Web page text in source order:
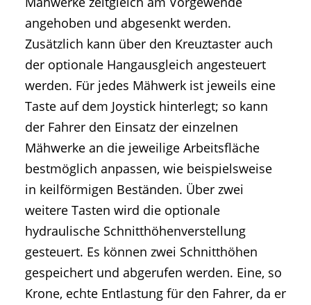
angehoben und abgesenkt werden.
Zusätzlich kann über den Kreuztaster auch
der optionale Hangausgleich angesteuert
werden. Für jedes Mähwerk ist jeweils eine
Taste auf dem Joystick hinterlegt; so kann
der Fahrer den Einsatz der einzelnen
Mähwerke an die jeweilige Arbeitsfläche
bestmöglich anpassen, wie beispielsweise
in keilförmigen Beständen. Über zwei
weitere Tasten wird die optionale
hydraulische Schnitthöhenverstellung
gesteuert. Es können zwei Schnitthöhen
gespeichert und abgerufen werden. Eine, so
Krone, echte Entlastung für den Fahrer, da er